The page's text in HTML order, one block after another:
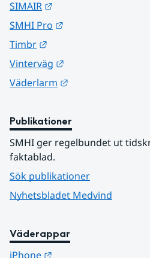
SIMAIR
SMHI Pro
Timbr
Vinterväg
Väderlarm
Publikationer
SMHI ger regelbundet ut
faktablad.
Sök publikationer
Nyhetsbladet Medvind
Väderappar
iPhone